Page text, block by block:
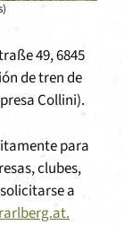
49, 6845
de tren de
Collini).
para
clubes,
a